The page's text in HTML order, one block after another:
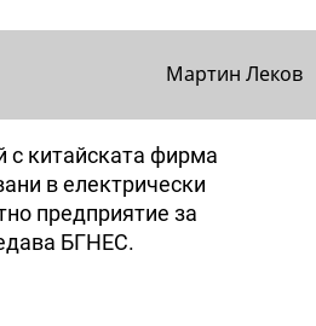
Мартин Леков
с китайската фирма
в електрически
предприятие за
БГНЕС.